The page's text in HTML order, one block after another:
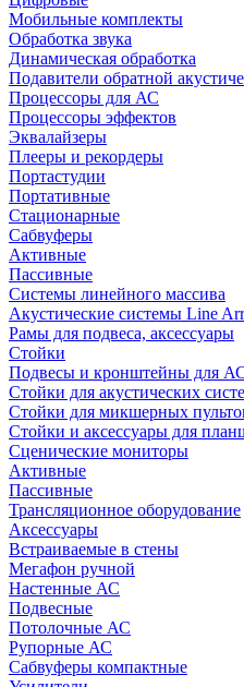
Мобильные комплекты
Обработка звука
Динамическая обработка
Подавители обратной
Процессоры для АС
Процессоры эффектов
Эквалайзеры
Плееры и рекордеры
Портастудии
Портативные
Стационарные
Сабвуферы
Активные
Пассивные
Системы линейного массива
Акустические системы Line
Рамы для подвеса, аксессуары
Стойки
Подвесы и кронштейны для
Стойки для акустических
Стойки для микшерных
Стойки и аксессуары для
Сценические мониторы
Активные
Пассивные
Трансляционное оборудование
Аксессуары
Встраиваемые в стены
Мегафон ручной
Настенные АС
Подвесные
Потолочные АС
Рупорные АС
Сабвуферы компактные